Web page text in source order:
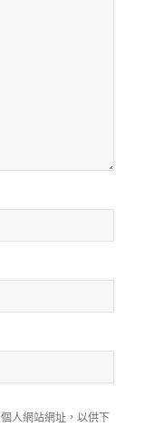
人網站網址，以供下